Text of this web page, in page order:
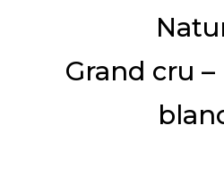
Grand cru